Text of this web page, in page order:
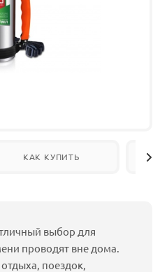
КАК КУПИТЬ
выбор для
проводят вне дома.
поездок,